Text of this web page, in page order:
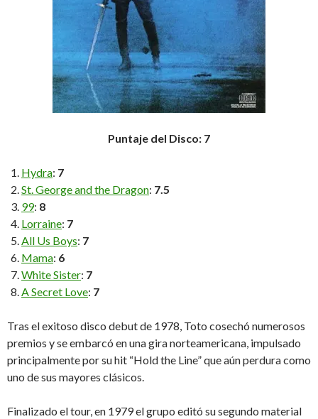
Puntaje del Disco: 7
Hydra: 7
St. George and the Dragon: 7.5
99: 8
Lorraine: 7
All Us Boys: 7
Mama: 6
White Sister: 7
A Secret Love: 7
Tras el exitoso disco debut de 1978, Toto cosechó numerosos
premios y se embarcó en una gira norteamericana, impulsado
principalmente por su hit “Hold the Line” que aún perdura como
uno de sus mayores clásicos.
Finalizado el tour, en 1979 el grupo editó su segundo material